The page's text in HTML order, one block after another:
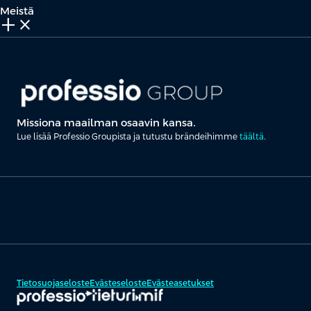
Meistä
add_2 close
Missiona maailman osaavin kansa.
Lue lisää Professio Groupista ja tutustu brändeihimme täältä.
TietosuojaselosteEvästeselosteEvästeasetukset